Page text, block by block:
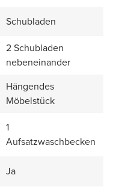
Schubladen
2 Schubladen
nebeneinander
Hängendes
Möbelstück
1
Aufsatzwaschbecken
Ja